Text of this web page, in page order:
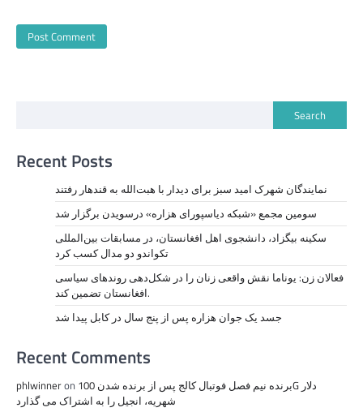
Search
Recent Posts
نمايندگان شهرک امید سبز برای دیدار با هبت‌الله به قندهار رفتند
سومین مجمع «شبکه دیاسپورای هزاره» درسویدن برگزار شد
سکینه بیگزاد، دانشجوی اهل افغانستان، در مسابقات بین‌المللی
تکواندو دو مدال کسب کرد
فعالان زن: یوناما نقش واقعی زنان را در شکل‌دهی روندهای سیاسی
افغانستان تضمین کند.
جسد یک جوان هزاره پس از پنج سال در کابل پیدا شد
Recent Comments
phlwinneron برنده نیم فصل فوتبال کالج پس از برنده شدن 100G دلار
شهریه، انجیل را به اشتراک می گذارد